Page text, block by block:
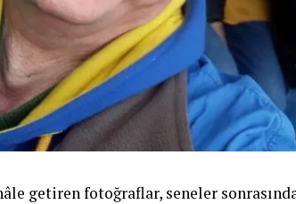
getiren fotoğraflar, seneler sonrasında